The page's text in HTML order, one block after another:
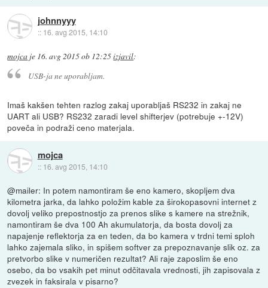
johnnyyy
:: 16. avg 2015, 14:10
mojca je 16. avg 2015 ob 12:25izjavil:
USB-ja ne uporabljam.
Imaš kakšen tehten razlog zakaj uporabljaš RS232 in zakaj ne
UART ali USB? RS232 zaradi level shifterjev (potrebuje +-12V)
poveča in podraži ceno materjala.
mojca
:: 16. avg 2015, 14:10
@mailer: In potem namontiram še eno kamero, skopljem dva
kilometra jarka, da lahko položim kable za širokopasovni internet z
dovolj veliko prepostnostjo za prenos slike s kamere na strežnik,
namontiram še dva 100 Ah akumulatorja, da bosta dovolj za
napajenje reflektorja za en teden, da bo kamera v trdni temi sploh
lahko zajemala sliko, in spišem softver za prepoznavanje slik oz. za
pretvorbo slike v numeričen rezultat? Ali raje zaposlim še eno
osebo, da bo vsakih pet minut odčitavala vrednosti, jih zapisovala z
zvezek in faksirala v pisarno?